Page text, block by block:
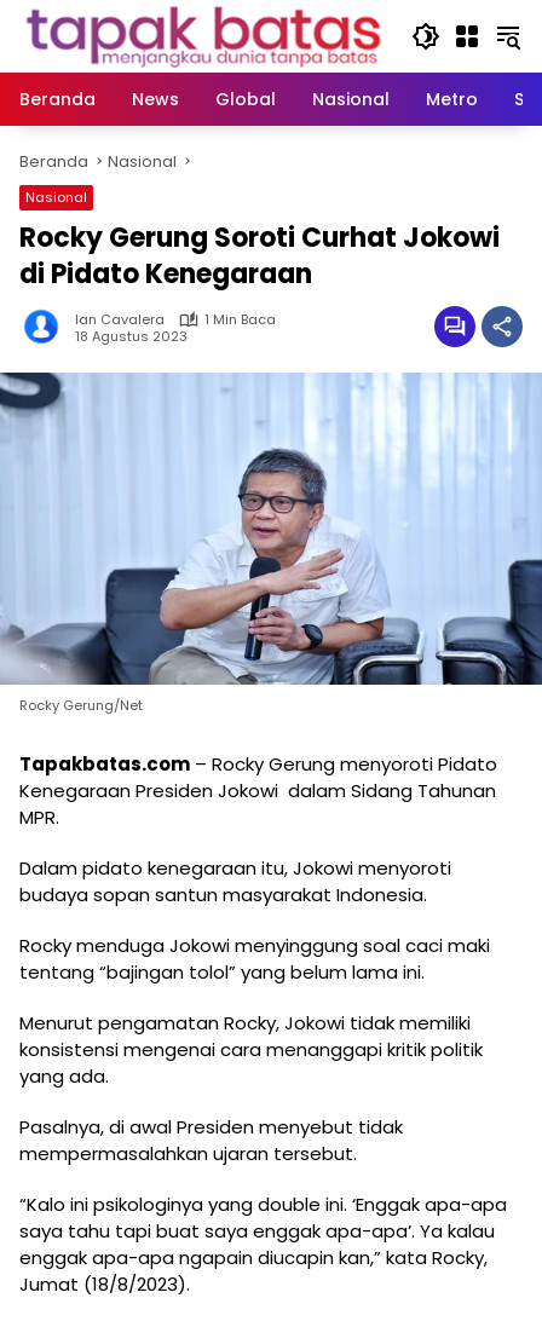
Langsung
Beranda
News Global Nasional Metro
Beranda Nasional
Nasional
Rocky Gerung Soroti Curhat Jokowi
di Pidato Kenegaraan
Ian Cavalera
1 Min Baca
18 Agustus 2023
Rocky Gerung/Net
Tapakbatas.com – Rocky Gerung menyoroti Pidato
Kenegaraan Presiden Jokowi dalam Sidang Tahunan
MPR.
Dalam pidato kenegaraan itu, Jokowi menyoroti
budaya sopan santun masyarakat Indonesia.
Rocky menduga Jokowi menyinggung soal caci maki
tentang “bajingan tolol” yang belum lama ini.
Menurut pengamatan Rocky, Jokowi tidak memiliki
konsistensi mengenai cara menanggapi kritik politik
yang ada.
Pasalnya, di awal Presiden menyebut tidak
mempermasalahkan ujaran tersebut.
“Kalo ini psikologinya yang double ini. ‘Enggak apa-apa
saya tahu tapi buat saya enggak apa-apa’. Ya kalau
enggak apa-apa ngapain diucapin kan,” kata Rocky,
Jumat (18/8/2023).